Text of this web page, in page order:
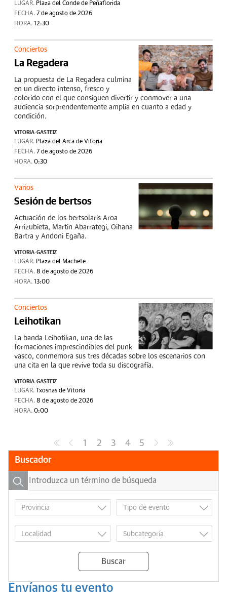
LUGAR. Plaza del Conde de Peñaflorida
FECHA. 7 de agosto de 2026
HORA. 12:30
Conciertos
La Regadera
La propuesta de La Regadera culmina
en un directo intenso, fresco y
colorido con el que consiguen divertir y conmover a una
audiencia sorprendentemente amplia en cuanto a edad y
condición.
VITORIA-GASTEIZ
LUGAR. Plaza del Arca de Vitoria
FECHA. 7 de agosto de 2026
HORA. 0:30
Varios
Sesión de bertsos
Actuación de los bertsolaris Aroa
Arrizubieta, Martin Abarrategi, Oihana
Bartra y Andoni Egaña.
VITORIA-GASTEIZ
LUGAR. Plaza del Machete
FECHA. 8 de agosto de 2026
HORA. 13:00
Conciertos
Leihotikan
La banda Leihotikan, una de las
formaciones imprescindibles del punk
vasco, conmemora sus tres décadas sobre los escenarios con
una cita en la que revive toda su discografía.
VITORIA-GASTEIZ
LUGAR.
Txosnas de Vitoria
FECHA. 8 de agosto de 2026
HORA. 0:00
1 2 3 4
5
Buscador
Buscar
Envíanos tu evento